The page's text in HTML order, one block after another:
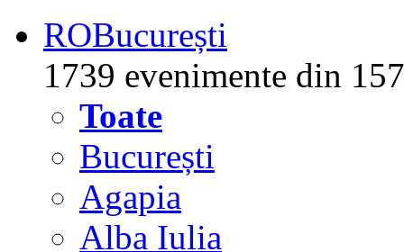
ROBucurești
1739 evenimente din
Toate
București
Agapia
Alba Iulia